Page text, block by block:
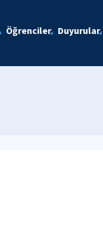
Öğrenciler Duyurular